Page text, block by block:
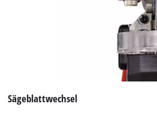
Sägeblattwechsel